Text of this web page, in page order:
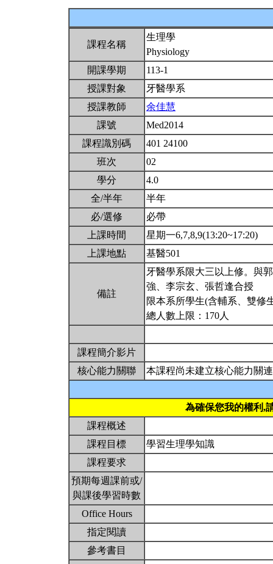
課程名稱
生理學
Physiology
開課學期
113-1
授課對象
牙醫學系
授課教師
余佳慧
課號
Med2014
課程識別碼
401 24100
班次
02
學分
4.0
全/半年
半年
必/選修
必帶
上課時間
星期一6,7,8,9(13:20~17:20)
上課地點
基醫501
備註
牙醫學系限大三以上修。與
強、李宗玄、張哲逢合授
限本系所學生(含輔系、雙修
總人數上限：170人
課程簡介影片
核心能力關聯
本課程尚未建立核心能力關連
為確保您我的權利,
課程概述
課程目標
學習生理學知識
課程要求
預期每週課前或/
與課後學習時數
Office Hours
指定閱讀
參考書目